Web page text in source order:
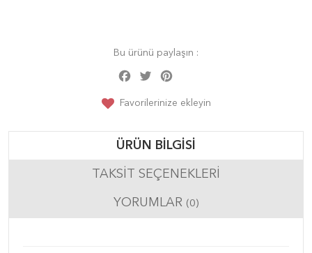
Bu ürünü paylaşın :
Facebook
Twitter
Favorilerinize ekleyin
ÜRÜN BILGISI
TAKSIT SEÇENEKLERI
YORUMLAR (0)